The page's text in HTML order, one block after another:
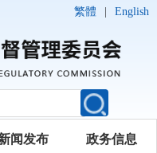
繁體 English
闻发布 政务信息